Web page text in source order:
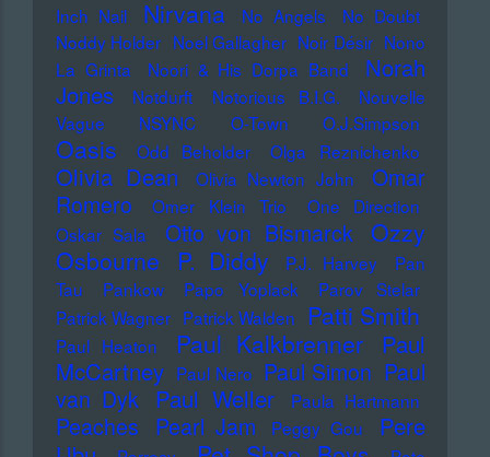
Inch Nail Nirvana No Angels
No Doubt
Noddy Holder Noel Gallagher Noir Désir Nono
La Grinta
Noori & His Dorpa Band
Norah
Jones
Notdurft Notorious B.I.G.
Nouvelle
Vague
NSYNC O-Town O.J.Simpson
Oasis Odd Beholder Olga Reznichenko
Olivia Dean Olivia Newton John
Omar
Romero
Omer Klein Trio
One Direction
Oskar Sala
Otto von Bismarck Ozzy
Osbourne
P. Diddy P.J. Harvey
Pan
Tau
Pankow Papo Yoplack
Parov Stelar
Patrick Wagner Patrick Walden Patti Smith
Paul Heaton Paul Kalkbrenner
Paul
McCartney Paul Nero Paul Simon Paul
van Dyk Paul Weller Paula Hartmann
Peaches Pearl Jam Peggy Gou
Pere